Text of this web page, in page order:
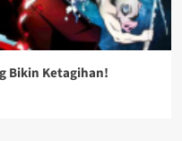
Bikin Ketagihan!